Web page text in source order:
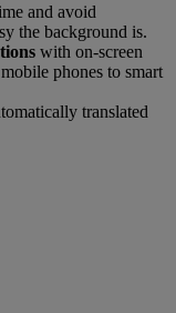
and avoid
the background is.
with on-screen
phones to smart
translated